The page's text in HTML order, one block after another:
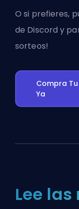
O si prefieres,
de Discord y
sorteos!
Compra
Ya
Lee